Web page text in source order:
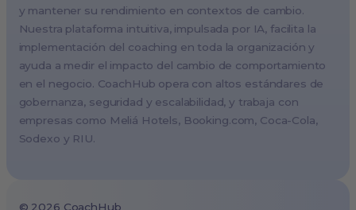
y mantener su rendimiento en contextos de cambio.
Nuestra plataforma intuitiva, impulsada por IA, facilita la
implementación del coaching en toda la organización y
ayuda a medir el impacto del cambio de comportamiento
en el negocio. CoachHub opera con altos estándares de
gobernanza, seguridad y escalabilidad, y trabaja con
empresas como Meliá Hotels, Booking.com, Coca-Cola,
Sodexo y RIU.
Milan, Italy
Madrid, Spain
Stockholm, Sweden
Vienna, Austria
Copenhagen, Denmark
Brussels, Belgium
Cape Town, South Africa
© 2026 CoachHub